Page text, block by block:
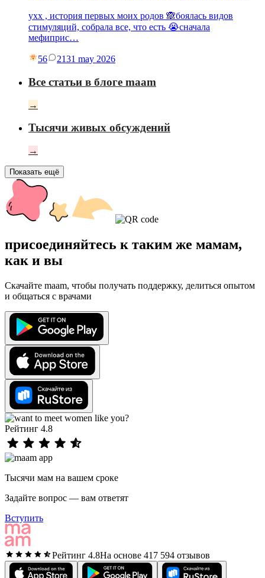
ухх , история первых моих родов 🙈боялась видов
стимуляций, собрала все, что есть 😭сначала
мефиприс…
56 2131 may 2026
Все статьи в блоге maam
→
Тысячи живых обсуждений
→
Показать ещё
присоединяйтесь к таким же мамам,
как и вы
Скачайте maam, чтобы получать поддержку, делиться опытом
и общаться с врачами
Рейтинг 4.8
Тысячи мам на вашем сроке
Задайте вопрос — вам ответят
Вступить
Рейтинг 4.8На основе 417 594 отзывов